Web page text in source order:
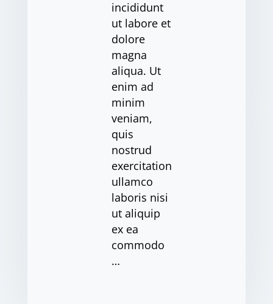
incididunt
ut labore et
dolore
magna
aliqua. Ut
enim ad
minim
veniam,
quis
nostrud
exercitation
ullamco
laboris nisi
ut aliquip
ex ea
commodo
…